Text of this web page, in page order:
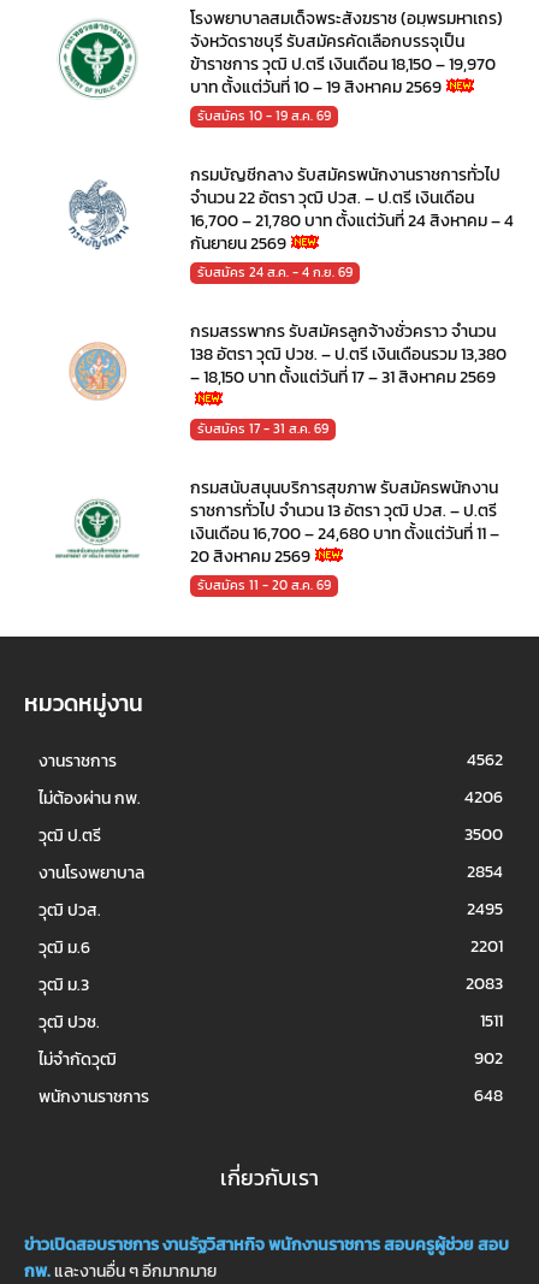
โรงพยาบาลสมเด็จพระสังฆราช (อมฺพรมหาเถร)
จังหวัดราชบุรี รับสมัครคัดเลือกบรรจุเป็น
ข้าราชการ วุฒิ ป.ตรี เงินเดือน 18,150 – 19,970
บาท ตั้งแต่วันที่ 10 – 19 สิงหาคม 2569
รับสมัคร 10 - 19 ส.ค. 69
กรมบัญชีกลาง รับสมัครพนักงานราชการทั่วไป
จำนวน 22 อัตรา วุฒิ ปวส. – ป.ตรี เงินเดือน
16,700 – 21,780 บาท ตั้งแต่วันที่ 24 สิงหาคม – 4
กันยายน 2569
รับสมัคร 24 ส.ค. - 4 ก.ย. 69
กรมสรรพากร รับสมัครลูกจ้างชั่วคราว จำนวน
138 อัตรา วุฒิ ปวช. – ป.ตรี เงินเดือนรวม 13,380
– 18,150 บาท ตั้งแต่วันที่ 17 – 31 สิงหาคม 2569
รับสมัคร 17 - 31 ส.ค. 69
กรมสนับสนุนบริการสุขภาพ รับสมัครพนักงาน
ราชการทั่วไป จำนวน 13 อัตรา วุฒิ ปวส. – ป.ตรี
เงินเดือน 16,700 – 24,680 บาท ตั้งแต่วันที่ 11 –
20 สิงหาคม 2569
รับสมัคร 11 - 20 ส.ค. 69
หมวดหมู่งาน
งานราชการ
4562
ไม่ต้องผ่าน กพ.
4206
วุฒิ ป.ตรี
3500
งานโรงพยาบาล
2854
วุฒิ ปวส.
2495
วุฒิ ม.6
2201
วุฒิ ม.3
2083
วุฒิ ปวช.
1511
ไม่จำกัดวุฒิ
902
พนักงานราชการ
648
เกี่ยวกับเรา
ข่าวเปิดสอบราชการงานรัฐวิสาหกิจพนักงานราชการสอบครูผู้ช่วยสอบ
กพ.และงานอื่น ๆ อีกมากมาย